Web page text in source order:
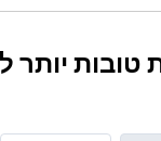
טובות יותר